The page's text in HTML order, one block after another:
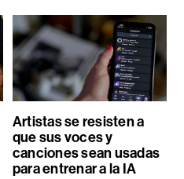
Artistas se resisten a
que sus voces y
canciones sean usadas
para entrenar a la IA